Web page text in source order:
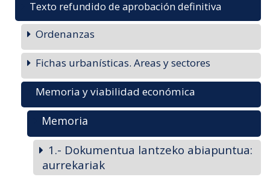
Texto refundido de aprobación definitiva
Ordenanzas
Fichas urbanísticas. Areas y sectores
Memoria y viabilidad económica
Memoria
1.- Dokumentua lantzeko abiapuntua:
aurrekariak